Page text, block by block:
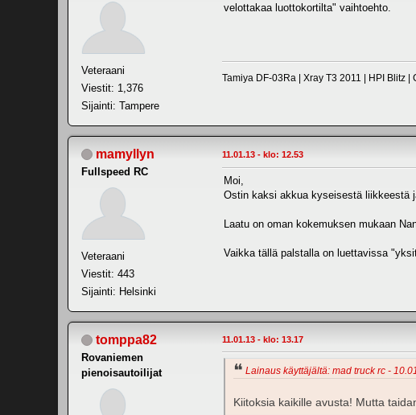
Veteraani
Viestit: 1,376
Sijainti: Tampere
velottakaa luottokortilta" vaihtoehto.
Tamiya DF-03Ra | Xray T3 2011 | HPI Blitz |
mamyllyn
Fullspeed RC
Veteraani
Viestit: 443
Sijainti: Helsinki
11.01.13 - klo: 12.53
Moi,
Ostin kaksi akkua kyseisestä liikkeestä
Laatu on oman kokemuksen mukaan
Vaikka tällä palstalla on luettavissa
tomppa82
Rovaniemen
pienoisautoilijat
11.01.13 - klo: 13.17
Lainaus käyttäjältä: mad truck rc -
Kiitoksia kaikille avusta! Mutta